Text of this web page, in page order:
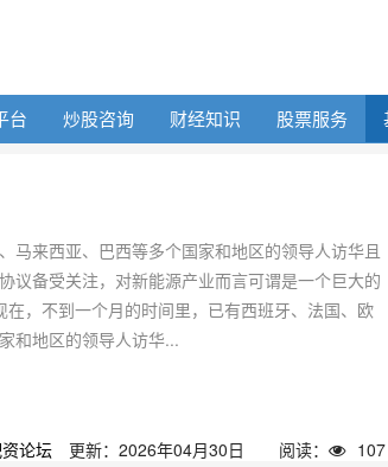
台 炒股咨询 财经知识 股票服务
马来西亚、巴西等多个国家和地区的领导人访华且
议备受关注，对新能源产业而言可谓是一个巨大的
，不到一个月的时间里，已有西班牙、法国、欧
和地区的领导人访华...
论坛 更新：2026年04月30日 阅读： 107